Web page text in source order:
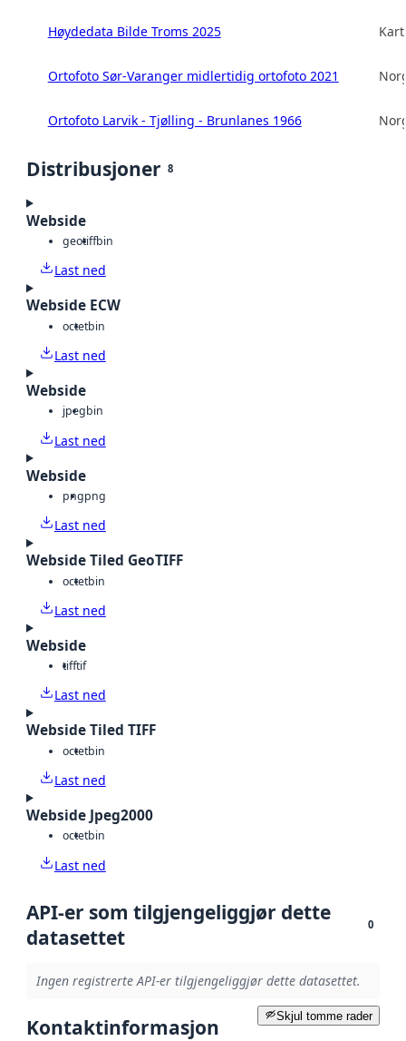
Høydedata Bilde Troms 2025
Ortofoto Sør-Varanger midlertidig ortofoto 2021
Ortofoto Larvik - Tjølling - Brunlanes 1966
Distribusjoner 8
Webside
geotiffbin
Last ned
Webside ECW
octetbin
Last ned
Webside
jpegbin
Last ned
Webside
pngpng
Last ned
Webside Tiled GeoTIFF
octetbin
Last ned
Webside
tifftif
Last ned
Webside Tiled TIFF
octetbin
Last ned
Webside Jpeg2000
octetbin
Last ned
API-er som tilgjengeliggjør dette
datasettet
0
Ingen registrerte API-er tilgjengeliggjør dette datasettet.
Skjul tomme rader
Kontaktinformasjon